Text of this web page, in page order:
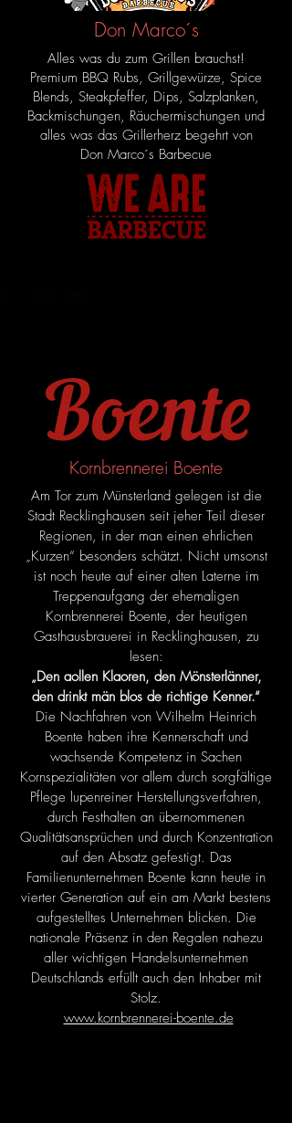
Don Marco´s
Alles was du zum Grillen brauchst!
Premium BBQ Rubs, Grillgewürze, Spice
Blends, Steakpfeffer, Dips, Salzplanken,
Backmischungen, Räuchermischungen und
alles was das Grillerherz begehrt von
Don Marco´s Barbecue
Kornbrennerei Boente
Am Tor zum Münsterland gelegen ist die
Stadt Recklinghausen seit jeher Teil dieser
Regionen, in der man einen ehrlichen
„Kurzen“ besonders schätzt. Nicht umsonst
ist noch heute auf einer alten Laterne im
Treppenaufgang der ehemaligen
Kornbrennerei Boente, der heutigen
Gasthausbrauerei in Recklinghausen, zu
lesen:
„Den aollen Klaoren, den Mönsterlänner,
den drinkt män blos de richtige Kenner.“
Die Nachfahren von Wilhelm Heinrich
Boente haben ihre Kennerschaft und
wachsende Kompetenz in Sachen
Kornspezialitäten vor allem durch sorgfältige
Pflege lupenreiner Herstellungsverfahren,
durch Festhalten an übernommenen
Qualitätsansprüchen und durch Konzentration
auf den Absatz gefestigt. Das
Familienunternehmen Boente kann heute in
vierter Generation auf ein am Markt bestens
aufgestelltes Unternehmen blicken. Die
nationale Präsenz in den Regalen nahezu
aller wichtigen Handelsunternehmen
Deutschlands erfüllt auch den Inhaber mit
Stolz.
www.kornbrennerei-boente.de